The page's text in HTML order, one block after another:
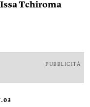
Tchiroma
PUBBLICITÀ